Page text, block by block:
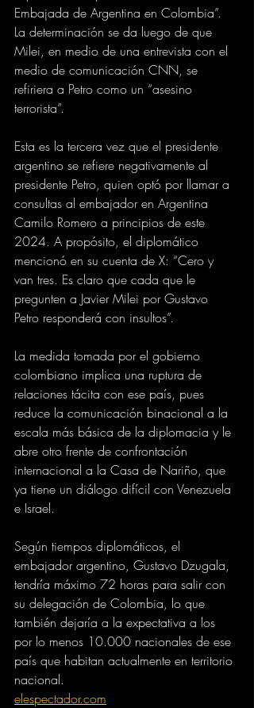
Embajada de Argentina en Colombia”.
La determinación se da luego de que
Milei, en medio de una entrevista con el
medio de comunicación CNN, se
refiriera a Petro como un “asesino
terrorista”.
Esta es la tercera vez que el presidente
argentino se refiere negativamente al
presidente Petro, quien optó por llamar a
consultas al embajador en Argentina
Camilo Romero a principios de este
2024. A propósito, el diplomático
mencionó en su cuenta de X: “Cero y
van tres. Es claro que cada que le
pregunten a Javier Milei por Gustavo
Petro responderá con insultos”.
La medida tomada por el gobierno
colombiano implica una ruptura de
relaciones tácita con ese país, pues
reduce la comunicación binacional a la
escala más básica de la diplomacia y le
abre otro frente de confrontación
internacional a la Casa de Nariño, que
ya tiene un diálogo difícil con Venezuela
e Israel.
Según tiempos diplomáticos, el
embajador argentino, Gustavo Dzugala,
tendría máximo 72 horas para salir con
su delegación de Colombia, lo que
también dejaría a la expectativa a los
por lo menos 10.000 nacionales de ese
país que habitan actualmente en territorio
nacional.
elespectador.com